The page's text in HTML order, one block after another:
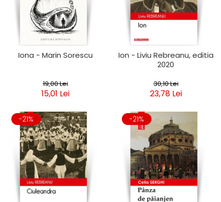
Iona - Marin Sorescu
19,00 Lei
15,01 Lei
Ion - Liviu Rebreanu, editia
2020
30,10 Lei
23,78 Lei
-21% -21%